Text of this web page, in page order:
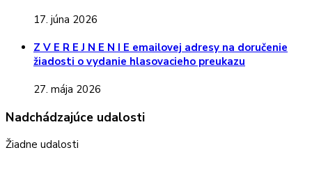
17. júna 2026
Z V E R E J N E N I E emailovej adresy na doručenie
žiadosti o vydanie hlasovacieho preukazu
27. mája 2026
Nadchádzajúce udalosti
Žiadne udalosti